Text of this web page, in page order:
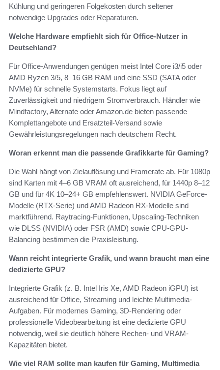
Kühlung und geringeren Folgekosten durch seltener
notwendige Upgrades oder Reparaturen.
Welche Hardware empfiehlt sich für Office-Nutzer in
Deutschland?
Für Office-Anwendungen genügen meist Intel Core i3/i5 oder
AMD Ryzen 3/5, 8–16 GB RAM und eine SSD (SATA oder
NVMe) für schnelle Systemstarts. Fokus liegt auf
Zuverlässigkeit und niedrigem Stromverbrauch. Händler wie
Mindfactory, Alternate oder Amazon.de bieten passende
Komplettangebote und Ersatzteil-Versand sowie
Gewährleistungsregelungen nach deutschem Recht.
Woran erkennt man die passende Grafikkarte für Gaming?
Die Wahl hängt von Zielauflösung und Framerate ab. Für 1080p
sind Karten mit 4–6 GB VRAM oft ausreichend, für 1440p 8–12
GB und für 4K 10–24+ GB empfehlenswert. NVIDIA GeForce-
Modelle (RTX-Serie) und AMD Radeon RX-Modelle sind
marktführend. Raytracing-Funktionen, Upscaling-Techniken
wie DLSS (NVIDIA) oder FSR (AMD) sowie CPU-GPU-
Balancing bestimmen die Praxisleistung.
Wann reicht integrierte Grafik, und wann braucht man eine
dedizierte GPU?
Integrierte Grafik (z. B. Intel Iris Xe, AMD Radeon iGPU) ist
ausreichend für Office, Streaming und leichte Multimedia-
Aufgaben. Für modernes Gaming, 3D-Rendering oder
professionelle Videobearbeitung ist eine dedizierte GPU
notwendig, weil sie deutlich höhere Rechen- und VRAM-
Kapazitäten bietet.
Wie viel RAM sollte man kaufen für Gaming, Multimedia